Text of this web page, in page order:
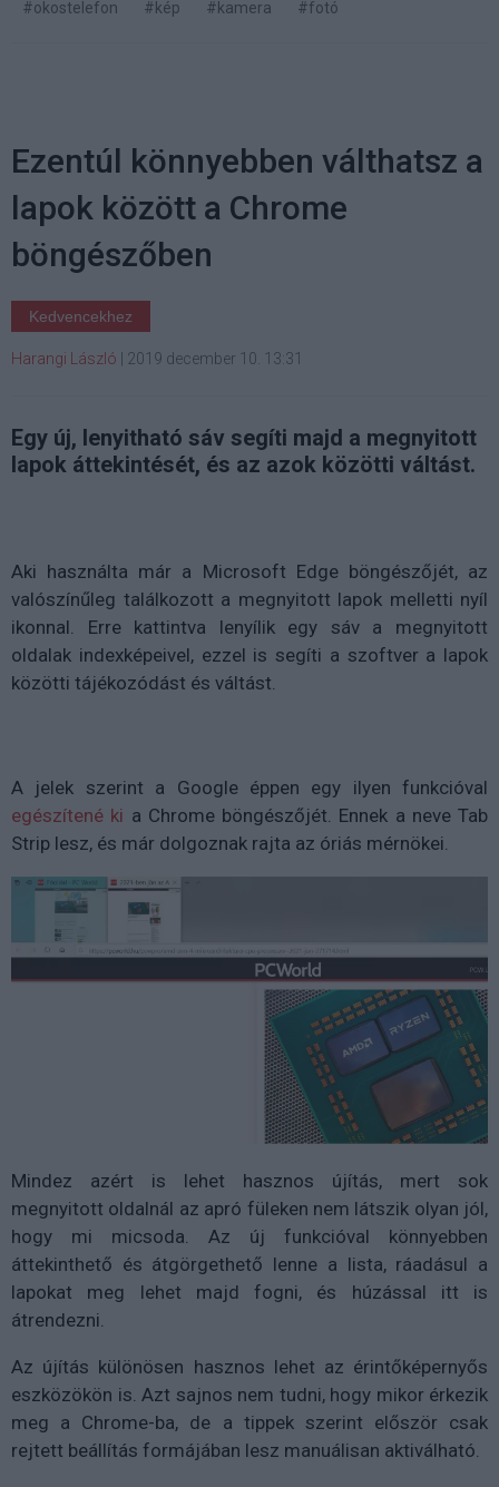
#okostelefon #kép #kamera #fotó
Ezentúl könnyebben válthatsz a
lapok között a Chrome
böngészőben
Kedvencekhez
Harangi László 2019 december 10. 13:31
Egy új, lenyitható sáv segíti majd a megnyitott
lapok áttekintését, és az azok közötti váltást.
Aki használta már a Microsoft Edge böngészőjét, az
valószínűleg találkozott a megnyitott lapok melletti nyíl
ikonnal. Erre kattintva lenyílik egy sáv a megnyitott
oldalak indexképeivel, ezzel is segíti a szoftver a lapok
közötti tájékozódást és váltást.
A jelek szerint a Google éppen egy ilyen funkcióval
egészítené ki a Chrome böngészőjét. Ennek a neve Tab
Strip lesz, és már dolgoznak rajta az óriás mérnökei.
Mindez azért is lehet hasznos újítás, mert sok
megnyitott oldalnál az apró füleken nem látszik olyan jól,
hogy mi micsoda. Az új funkcióval könnyebben
áttekinthető és átgörgethető lenne a lista, ráadásul a
lapokat meg lehet majd fogni, és húzással itt is
átrendezni.
Az újítás különösen hasznos lehet az érintőképernyős
eszközökön is. Azt sajnos nem tudni, hogy mikor érkezik
meg a Chrome-ba, de a tippek szerint először csak
rejtett beállítás formájában lesz manuálisan aktiválható.